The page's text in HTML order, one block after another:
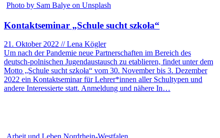
Photo by Sam Balye on Unsplash
Kontaktseminar „Schule sucht szkoła“
21. Oktober 2022 // Lena Kögler
Um nach der Pandemie neue Partnerschaften im Bereich des
deutsch-polnischen Jugendaustausch zu etablieren, findet unter dem
Motto „Schule sucht szkoła“ vom 30. November bis 3. Dezember
2022 ein Kontaktseminar für Lehrer*innen aller Schultypen und
andere Interessierte statt. Anmeldung und nähere In…